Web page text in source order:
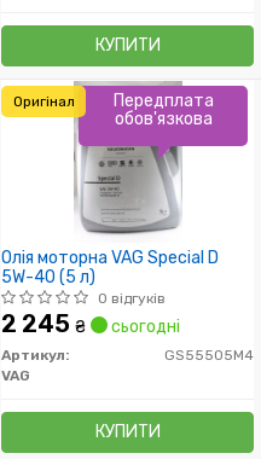
КУПИТИ
Олія моторна VAG Special D
5W-40 (5 л)
0 відгуків
2 245 ₴ сьогодні
Артикул:
GS55505M4
VAG
КУПИТИ
Передплата
обов'язкова
Оригінал